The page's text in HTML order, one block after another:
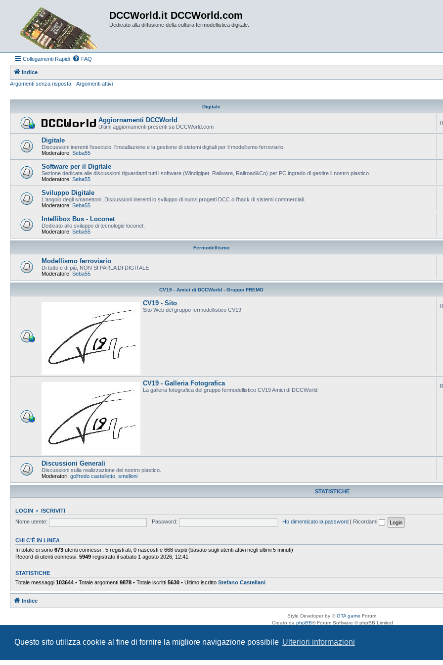
Questo sito utilizza cookie al fine di fornire la migliore navigazione possibile Ulteriori informazioni
DCCWorld.it DCCWorld.com
Dedicato alla diffusione della cultura fermodellistica digitale.
Collegamenti Rapidi FAQ
Indice
Argomenti senza risposta
Argomenti attivi
Digitale
Aggiornamenti DCCWorld
Ultimi aggiornamenti presenti su DCCWorld.com
Digitale
Discussioni inerenti l'esecizio, l'installazione e la gestione di sistemi digitali per il modellismo ferroviario.
Moderatore: Seba55
Software per il Digitale
Sezione dedicata alle discussioni riguardanti tutti i software (Windigipet, Railware, Railroad&Co) per PC ingrado di gestire il nostro plastico.
Moderatore: Seba55
Sviluppo Digitale
L'angolo degli smanettoni .Discussioni inerenti lo sviluppo di nuovi progetti DCC o l'hack di sistemi commerciali.
Moderatore: Seba55
Intellibox Bus - Loconet
Dedicato allo sviluppo di tecnologie loconet.
Moderatore: Seba55
Fermodellismo
Modellismo ferroviario
Di tutto e di più, NON SI PARLA DI DIGITALE
Moderatore: Seba55
CV19 - Amici di DCCWorld - Gruppo FREMO
CV19 - Sito
Sito Web del gruppo fermodellistico CV19
CV19 - Galleria Fotografica
La galleria fotografica del gruppo fermodellistico CV19 Amici di DCCWorld
Discussioni Generali
Discussioni sulla realizzazione del nostro plastico.
Moderatori: golfredo castelletto smelloni
STATISTICHE
LOGIN • ISCRIVITI
Nome utente:
Password: Ho dimenticato la password Ricordami
CHI C’È IN LINEA
In totale ci sono 673 utenti connessi : 5 registrati, 0 nascosti e 668 ospiti (basato sugli utenti attivi negli ultimi 5 minuti)
Record di utenti connessi: 5949 registrato il sabato 1 agosto 2026, 12:41
STATISTICHE
Totale messaggi 103644 • Totale argomenti 9878 • Totale iscritti 5630 • Ultimo iscritto Stefano Castellani
Indice
Style Developer by ©GTA game Forum.
Creato da phpBB® Forum Software © phpBB Limited
Privacy|Condizioni